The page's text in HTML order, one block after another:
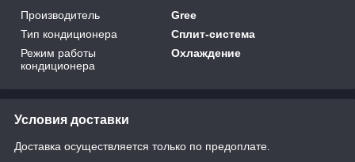
Производитель
Gree
Тип кондиционера
Сплит-система
Режим работы
кондиционера
Охлаждение
Условия доставки
Доставка осуществляется только по предоплате.